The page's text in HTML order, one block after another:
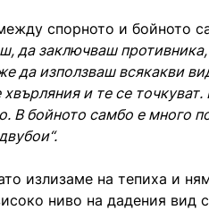
спорното и бойното
да заключваш
да използваш всякакви
хвърляния и те се
В бойното самбо е много
излизаме на тепиха и
ниво на дадения вид